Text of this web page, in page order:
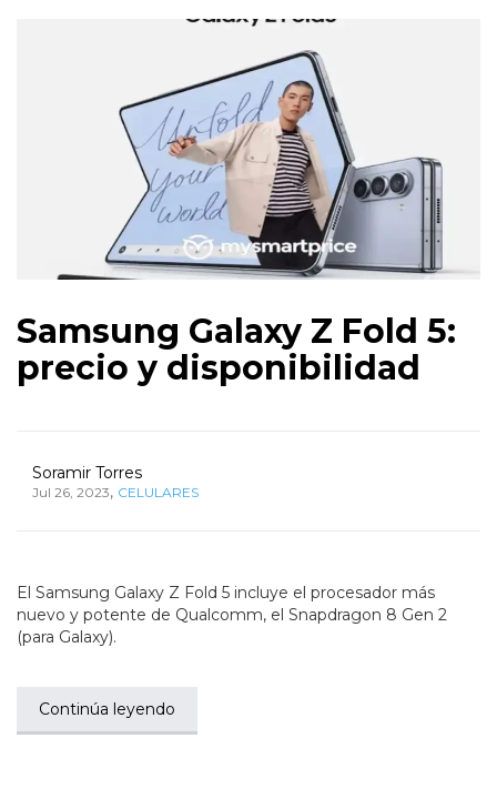
Samsung Galaxy Z Fold 5:
precio y disponibilidad
Soramir Torres
Jul 26, 2023, CELULARES
El Samsung Galaxy Z Fold 5 incluye el procesador más
nuevo y potente de Qualcomm, el Snapdragon 8 Gen 2
(para Galaxy).
Continúa leyendo